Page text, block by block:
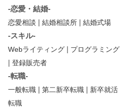
-恋愛・結婚-
恋愛相談 | 結婚相談所 | 結婚式場
-スキル-
Webライティング | プログラミング
| 登録販売者
-転職-
一般転職 | 第二新卒転職 | 新卒就活
転職